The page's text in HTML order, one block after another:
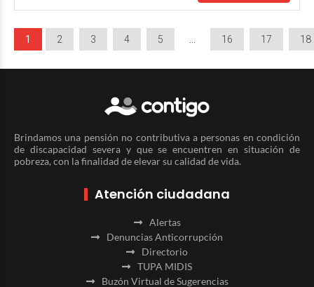
1 2 3 4 5 16 17 18
Brindamos una pensión no contributiva a personas en condición
de discapacidad severa y que se encuentren en situación de
pobreza, con la finalidad de elevar su calidad de vida.
Atención ciudadana
Alertas
Denuncias Anticorrupción
Directorio
TUPA MIDIS
Buzón Virtual de Sugerencias